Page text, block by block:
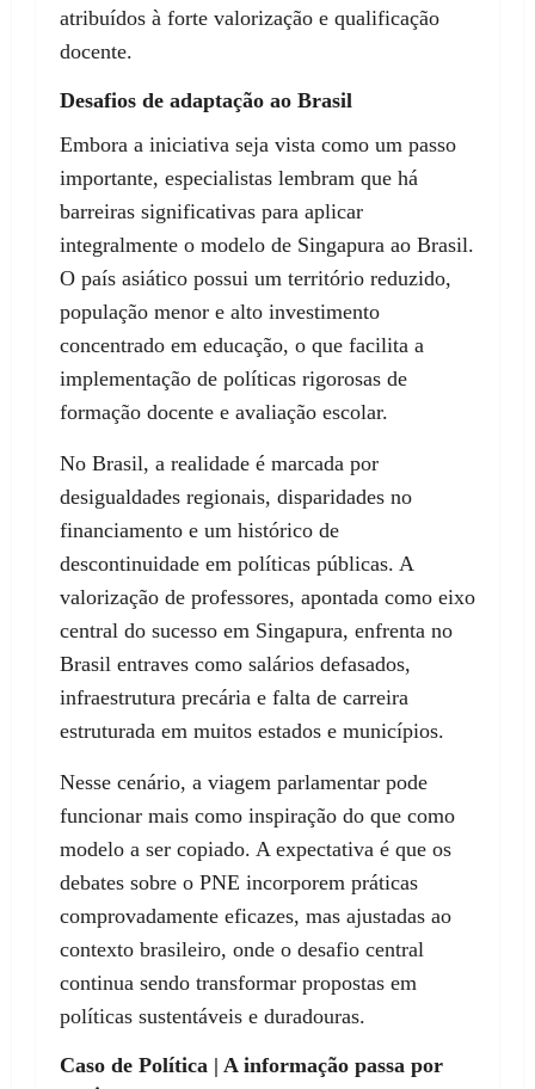
atribuídos à forte valorização e qualificação
docente.
Desafios de adaptação ao Brasil
Embora a iniciativa seja vista como um passo
importante, especialistas lembram que há
barreiras significativas para aplicar
integralmente o modelo de Singapura ao Brasil.
O país asiático possui um território reduzido,
população menor e alto investimento
concentrado em educação, o que facilita a
implementação de políticas rigorosas de
formação docente e avaliação escolar.
No Brasil, a realidade é marcada por
desigualdades regionais, disparidades no
financiamento e um histórico de
descontinuidade em políticas públicas. A
valorização de professores, apontada como eixo
central do sucesso em Singapura, enfrenta no
Brasil entraves como salários defasados,
infraestrutura precária e falta de carreira
estruturada em muitos estados e municípios.
Nesse cenário, a viagem parlamentar pode
funcionar mais como inspiração do que como
modelo a ser copiado. A expectativa é que os
debates sobre o PNE incorporem práticas
comprovadamente eficazes, mas ajustadas ao
contexto brasileiro, onde o desafio central
continua sendo transformar propostas em
políticas sustentáveis e duradouras.
Caso de Política | A informação passa por